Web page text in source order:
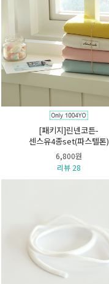
[패키지]린넨코튼-
센스유4종set(파스텔톤)
6,800원
리뷰 28